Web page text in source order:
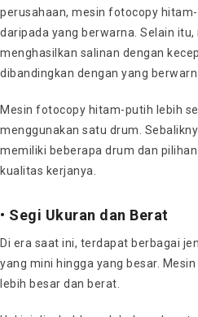
perusahaan, mesin fotocopy
daripada yang berwarna. Selain
menghasilkan salinan dengan
dibandingkan dengan yang
Mesin fotocopy hitam-putih lebih
menggunakan satu drum.
memiliki beberapa drum dan
kualitas kerjanya.
• Segi Ukuran dan Berat
Di era saat ini, terdapat berbagai
yang mini hingga yang besar.
lebih besar dan berat.